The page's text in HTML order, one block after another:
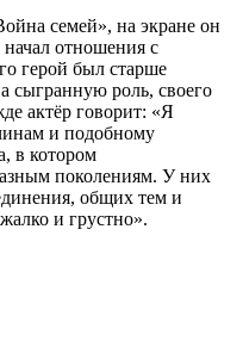
семей», на экране он
отношения с
герой был старше
сыгранную роль, своего
актёр говорит: «Я
и подобному
в котором
поколениям. У них
общих тем и
и грустно».